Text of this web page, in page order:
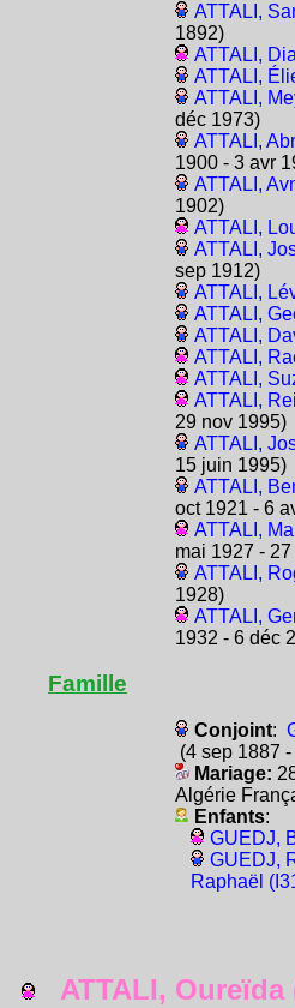
ATTALI,
1892)
ATTALI,
ATTALI,
ATTALI,
déc 1973)
ATTALI,
1900 - 3 avr
ATTALI,
1902)
ATTALI,
ATTALI,
sep 1912)
ATTALI,
ATTALI,
ATTALI,
ATTALI,
ATTALI,
ATTALI,
29 nov 1995)
ATTALI,
15 juin 1995)
ATTALI,
oct 1921 - 6
ATTALI,
mai 1927 -
ATTALI,
1928)
ATTALI,
1932 - 6 déc
Famille
Conjoint:
(4 sep 1887
Mariage:
Algérie
Enfants:
GUEDJ,
GUEDJ,
Raphaël
ATTALI, Oureïda